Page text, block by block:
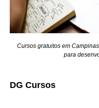
Cursos gratuitos em
para
DG Cursos